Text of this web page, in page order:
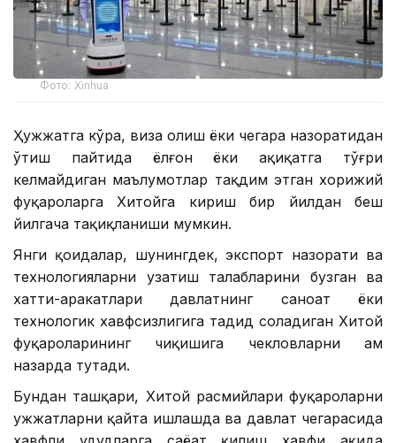
Фото: Xinhua
Ҳужжатга кўра, виза олиш ёки чегара назоратидан
ўтиш пайтида ёлғон ёки ҳақиқатга тўғри
келмайдиган маълумотлар тақдим этган хорижий
фуқароларга Хитойга кириш бир йилдан беш
йилгача тақиқланиши мумкин.
Янги қоидалар, шунингдек, экспорт назорати ва
технологияларни узатиш талабларини бузган ва
хатти-ҳаракатлари давлатнинг саноат ёки
технологик хавфсизлигига таҳдид соладиган Хитой
фуқароларининг чиқишига чекловларни ҳам
назарда тутади.
Бундан ташқари, Хитой расмийлари фуқароларни
ҳужжатларни қайта ишлашда ва давлат чегарасида